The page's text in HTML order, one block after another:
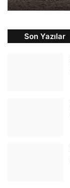
Son Yazılar